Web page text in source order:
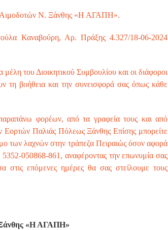
Αιμοδοτών Ν. Ξάνθης «Η ΑΓΑΠΗ».
Καναβούρη, Αρ. Πράξης 4.327/18-06-2024
του Διοικητικού Συμβουλίου και οι διάφοροι
τη βοήθεια και την συνεισφορά σας όπως κάθε
φορέων, από τα γραφεία τους και από
Εορτών Παλιάς Πόλεως Ξάνθης Επίσης μπορείτε
των λαχνών στην τράπεζα Πειραιώς όσον αφορά
050868-861, αναφέροντας την επωνυμία σας
επόμενες ημέρες θα σας στείλουμε τους
Ξάνθης «Η ΑΓΑΠΗ»